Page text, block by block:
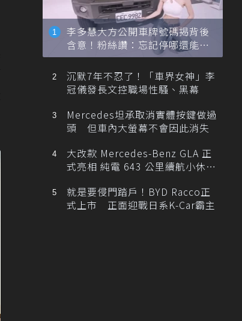
李多慧大方公開車牌號碼揭背後
含意！粉絲讚：忘記停哪還能幫
忙找車
沉默7年不忍了！「車界女神」李
冠儀發長文控職場性騷、黑幕
Mercedes坦承取消實體按鍵做過
頭 但車內大螢幕不會因此消失
大改款 Mercedes-Benz GLA 正
式亮相 純電 643 公里續航小休
就是要侵門踏戶！BYD Racco正
式上市 正面迎戰日系K-Car霸主